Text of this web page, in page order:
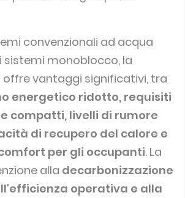
convenzionali ad acqua
sistemi monoblocco, la
offre vantaggi significativi, tra
energetico ridotto, requisiti
compatti, livelli di rumore
di recupero del calore e
per gli occupanti. La
alla decarbonizzazione
operativa e alla